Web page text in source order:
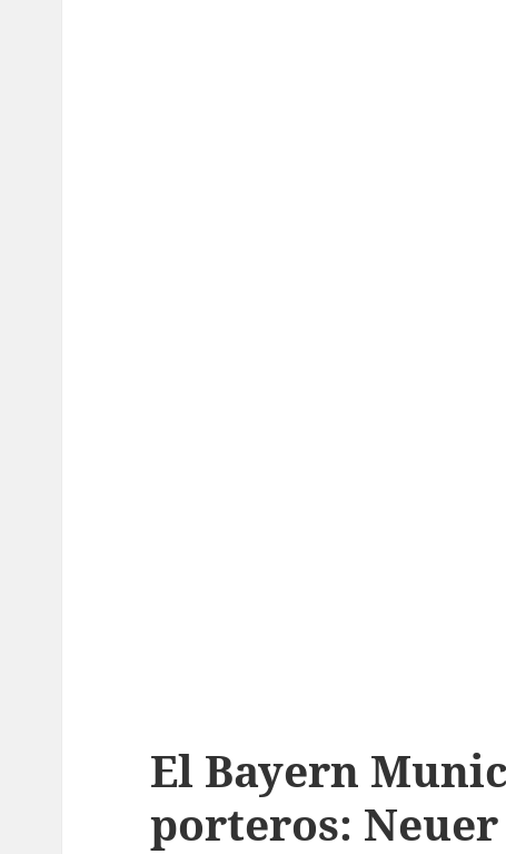
El Bayern
porteros: